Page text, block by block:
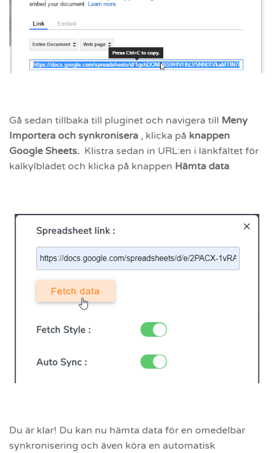
Gå sedan tillbaka till pluginet och navigera till Meny
Importera och synkronisera , klicka på knappen
Google Sheets. Klistra sedan in URL:en i länkfältet för
kalkylbladet och klicka på knappen Hämta data
Du är klar! Du kan nu hämta data för en omedelbar
synkronisering och även köra en automatisk